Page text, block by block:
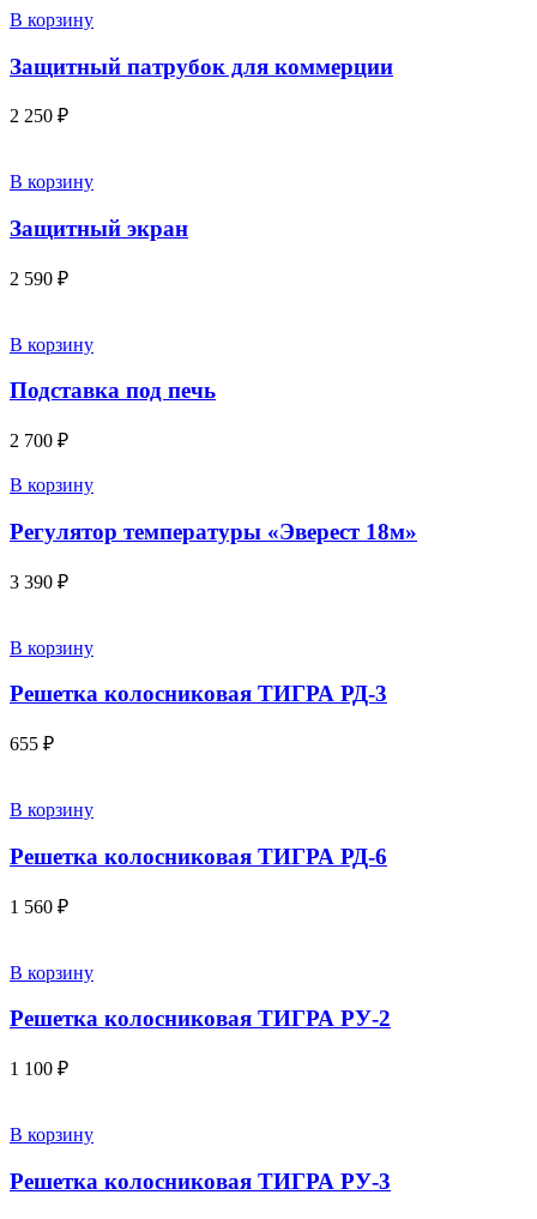
В корзину
Защитный патрубок для коммерции
2 250 ₽
В корзину
Защитный экран
2 590 ₽
В корзину
Подставка под печь
2 700 ₽
В корзину
Регулятор температуры «Эверест 18м»
3 390 ₽
В корзину
Решетка колосниковая ТИГРА РД-3
655 ₽
В корзину
Решетка колосниковая ТИГРА РД-6
1 560 ₽
В корзину
Решетка колосниковая ТИГРА РУ-2
1 100 ₽
В корзину
Решетка колосниковая ТИГРА РУ-3